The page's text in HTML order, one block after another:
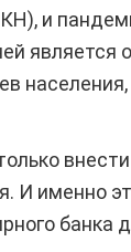
и
является
И именно
банка